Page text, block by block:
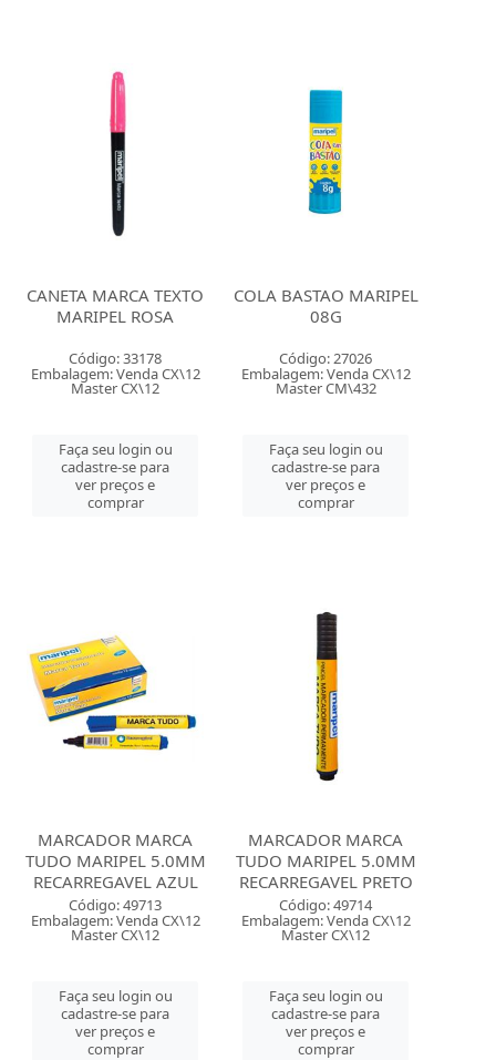
CANETA MARCA TEXTO
MARIPEL ROSA
Código: 33178
Embalagem: Venda CX\12
Master CX\12
Faça seu login ou
cadastre-se para
ver preços e
comprar
COLA BASTAO MARIPEL
08G
Código: 27026
Embalagem: Venda CX\12
Master CM\432
Faça seu login ou
cadastre-se para
ver preços e
comprar
MARCADOR MARCA
TUDO MARIPEL 5.0MM
RECARREGAVEL AZUL
Código: 49713
Embalagem: Venda CX\12
Master CX\12
Faça seu login ou
cadastre-se para
ver preços e
comprar
MARCADOR MARCA
TUDO MARIPEL 5.0MM
RECARREGAVEL PRETO
Código: 49714
Embalagem: Venda CX\12
Master CX\12
Faça seu login ou
cadastre-se para
ver preços e
comprar